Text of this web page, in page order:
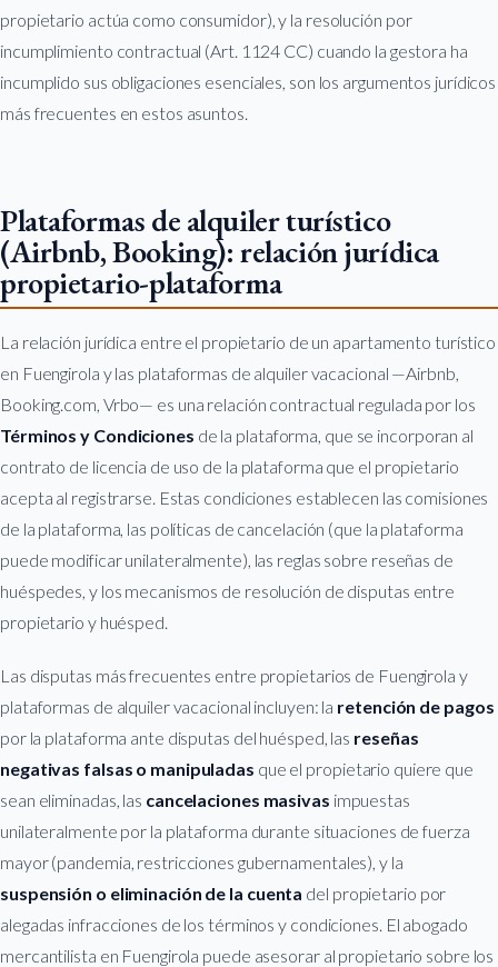
propietario actúa como consumidor), y la resolución por
incumplimiento contractual (Art. 1124 CC) cuando la gestora ha
incumplido sus obligaciones esenciales, son los argumentos jurídicos
más frecuentes en estos asuntos.
Plataformas de alquiler turístico
(Airbnb, Booking): relación jurídica
propietario-plataforma
La relación jurídica entre el propietario de un apartamento turístico
en Fuengirola y las plataformas de alquiler vacacional —Airbnb,
Booking.com, Vrbo— es una relación contractual regulada por los
Términos y Condiciones de la plataforma, que se incorporan al
contrato de licencia de uso de la plataforma que el propietario
acepta al registrarse. Estas condiciones establecen las comisiones
de la plataforma, las políticas de cancelación (que la plataforma
puede modificar unilateralmente), las reglas sobre reseñas de
huéspedes, y los mecanismos de resolución de disputas entre
propietario y huésped.
Las disputas más frecuentes entre propietarios de Fuengirola y
plataformas de alquiler vacacional incluyen: la retención de pagos
por la plataforma ante disputas del huésped, las reseñas
negativas falsas o manipuladas que el propietario quiere que
sean eliminadas, las cancelaciones masivas impuestas
unilateralmente por la plataforma durante situaciones de fuerza
mayor (pandemia, restricciones gubernamentales), y la
suspensión o eliminación de la cuenta del propietario por
alegadas infracciones de los términos y condiciones. El abogado
mercantilista en Fuengirola puede asesorar al propietario sobre los